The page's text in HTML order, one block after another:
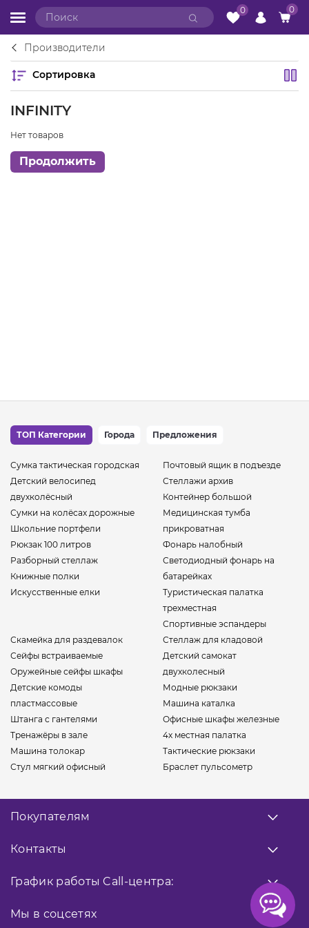
0 0
Производители
Сортировка
INFINITY
Нет товаров
Продолжить
ТОП Категории Города Предложения
Сумка тактическая городская
Детский велосипед
двухколёсный
Сумки на колёсах дорожные
Школьние портфели
Рюкзак 100 литров
Разборный стеллаж
Книжные полки
Искусственные елки
Почтовый ящик в подъезде
Стеллажи архив
Контейнер большой
Медицинская тумба
прикроватная
Фонарь налобный
Светодиодный фонарь на
батарейках
Туристическая палатка
трехместная
Спортивные эспандеры
Скамейка для раздевалок
Сейфы встраиваемые
Оружейные сейфы шкафы
Детские комоды
пластмассовые
Штанга с гантелями
Тренажёры в зале
Машина толокар
Стул мягкий офисный
Стеллаж для кладовой
Детский самокат
двухколесный
Модные рюкзаки
Машина каталка
Офисные шкафы железные
4х местная палатка
Тактические рюкзаки
Браслет пульсометр
Контакты
Заказать звонок
0 800 33 10 32
График работыCall-центра:
Прием заказов
Покупателям
О нас
Доставка
Возврат товара
Мы в соцсетях